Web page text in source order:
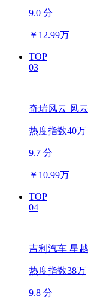
9.0 分
￥ 12.99万
TOP
03
奇瑞风云 风
热度指数40万
9.7 分
￥ 10.99万
TOP
04
吉利汽车 星
热度指数38万
9.8 分